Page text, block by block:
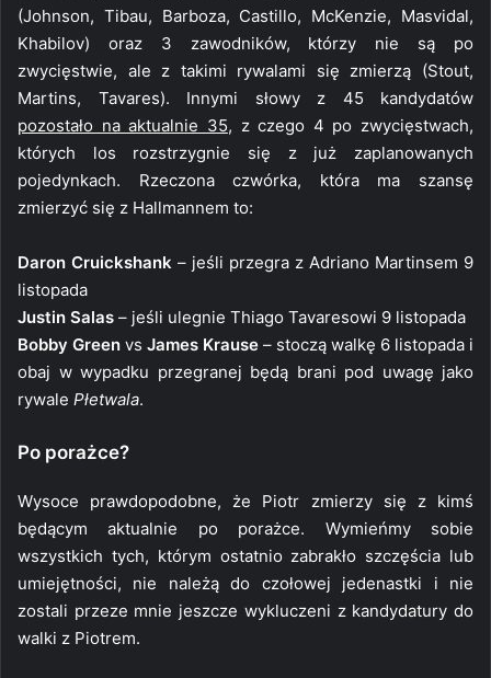
(Johnson, Tibau, Barboza, Castillo, McKenzie, Masvidal,
Khabilov) oraz 3 zawodników, którzy nie są po
zwycięstwie, ale z takimi rywalami się zmierzą (Stout,
Martins, Tavares). Innymi słowy z 45 kandydatów
pozostało na aktualnie 35, z czego 4 po zwycięstwach,
których los rozstrzygnie się z już zaplanowanych
pojedynkach. Rzeczona czwórka, która ma szansę
zmierzyć się z Hallmannem to:
Daron Cruickshank – jeśli przegra z Adriano Martinsem 9
listopada
Justin Salas – jeśli ulegnie Thiago Tavaresowi 9 listopada
Bobby Green vs James Krause – stoczą walkę 6 listopada i
obaj w wypadku przegranej będą brani pod uwagę jako
rywale Płetwala.
Po porażce?
Wysoce prawdopodobne, że Piotr zmierzy się z kimś
będącym aktualnie po porażce. Wymieńmy sobie
wszystkich tych, którym ostatnio zabrakło szczęścia lub
umiejętności, nie należą do czołowej jedenastki i nie
zostali przeze mnie jeszcze wykluczeni z kandydatury do
walki z Piotrem.